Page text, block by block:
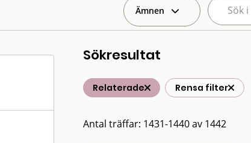
Ämnen
Sökresultat
Relaterade Rensa filter
Antal träffar: 1431-1440 av 1442